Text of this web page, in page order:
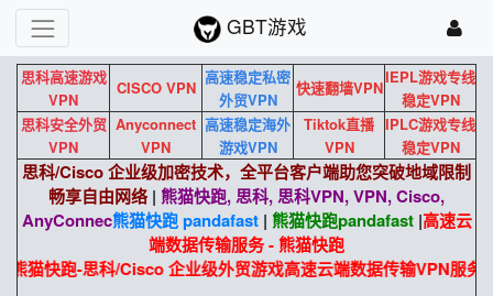
GBT游戏
思科高速游戏
VPN
CISCO VPN
高速稳定私密
外贸VPN
快速翻墙VPN
IEPL游戏专线
稳定VPN
思科安全外贸
VPN
Anyconnect
VPN
高速稳定海外
游戏VPN
Tiktok直播
VPN
IPLC游戏专线
稳定VPN
思科/Cisco 企业级加密技术，全平台客户端助您突破地域限制
畅享自由网络 | 熊猫快跑, 思科, 思科VPN, VPN, Cisco,
AnyConnec熊猫快跑 pandafast| 熊猫快跑pandafast|高速云
端数据传输服务 - 熊猫快跑
熊猫快跑-思科/Cisco 企业级外贸游戏高速云端数据传输VPN服务